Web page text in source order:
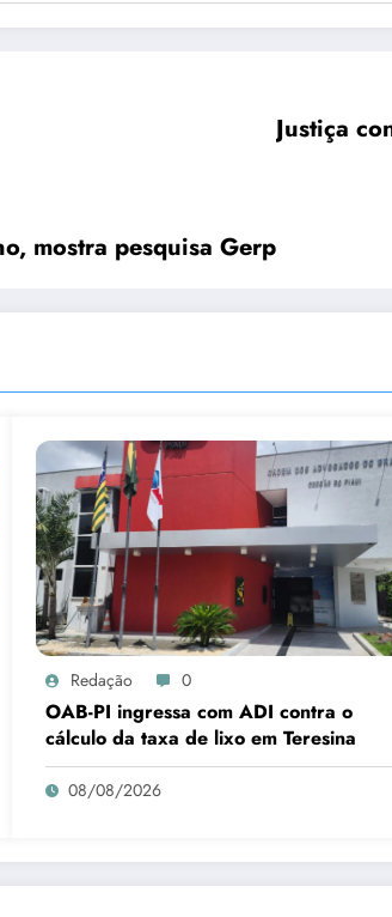
Justiça
mostra pesquisa Gerp
Redação 0
OAB-PI ingressa com ADI contra o
cálculo da taxa de lixo em Teresina
08/08/2026